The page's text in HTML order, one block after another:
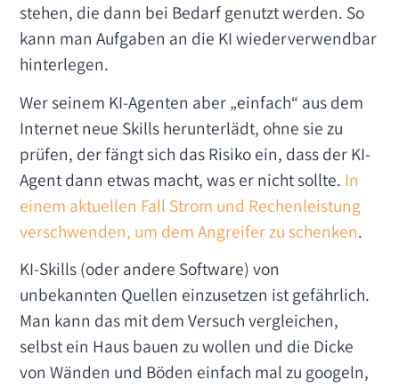
stehen, die dann bei Bedarf genutzt werden. So
kann man Aufgaben an die KI wiederverwendbar
hinterlegen.
Wer seinem KI-Agenten aber „einfach“ aus dem
Internet neue Skills herunterlädt, ohne sie zu
prüfen, der fängt sich das Risiko ein, dass der KI-
Agent dann etwas macht, was er nicht sollte. In
einem aktuellen Fall Strom und Rechenleistung
verschwenden, um dem Angreifer zu schenken.
KI-Skills (oder andere Software) von
unbekannten Quellen einzusetzen ist gefährlich.
Man kann das mit dem Versuch vergleichen,
selbst ein Haus bauen zu wollen und die Dicke
von Wänden und Böden einfach mal zu googeln,